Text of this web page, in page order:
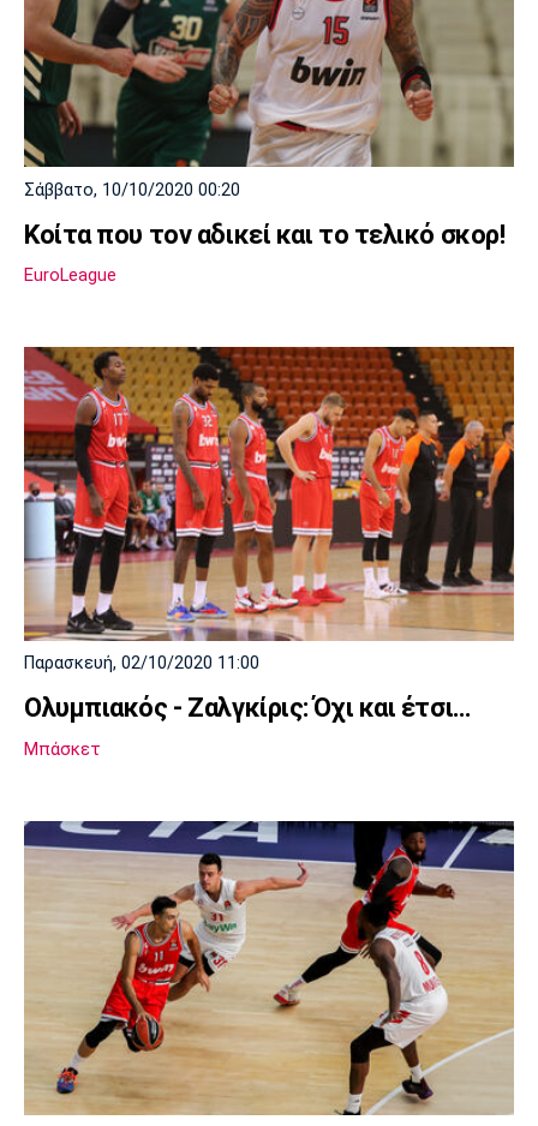
Σάββατο, 10/10/2020 00:20
Κοίτα που τον αδικεί και το τελικό σκορ!
EuroLeague
Παρασκευή, 02/10/2020 11:00
Ολυμπιακός - Ζαλγκίρις: Όχι και έτσι…
Μπάσκετ